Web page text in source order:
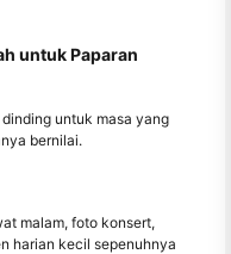
untuk Paparan
untuk masa yang
bernilai.
malam, foto konsert,
harian kecil sepenuhnya